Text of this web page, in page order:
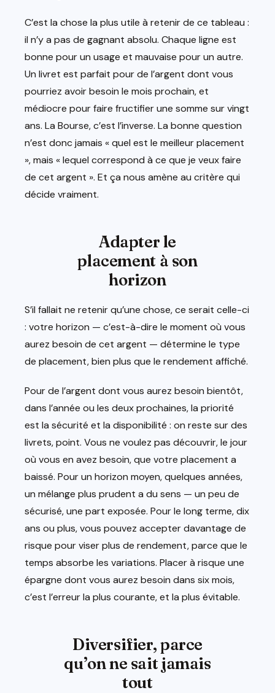
C’est la chose la plus utile à retenir de ce tableau :
il n’y a pas de gagnant absolu. Chaque ligne est
bonne pour un usage et mauvaise pour un autre.
Un livret est parfait pour de l’argent dont vous
pourriez avoir besoin le mois prochain, et
médiocre pour faire fructifier une somme sur vingt
ans. La Bourse, c’est l’inverse. La bonne question
n’est donc jamais « quel est le meilleur placement
», mais « lequel correspond à ce que je veux faire
de cet argent ». Et ça nous amène au critère qui
décide vraiment.
Adapter le
placement à son
horizon
S’il fallait ne retenir qu’une chose, ce serait celle-ci
: votre horizon — c’est-à-dire le moment où vous
aurez besoin de cet argent — détermine le type
de placement, bien plus que le rendement affiché.
Pour de l’argent dont vous aurez besoin bientôt,
dans l’année ou les deux prochaines, la priorité
est la sécurité et la disponibilité : on reste sur des
livrets, point. Vous ne voulez pas découvrir, le jour
où vous en avez besoin, que votre placement a
baissé. Pour un horizon moyen, quelques années,
un mélange plus prudent a du sens — un peu de
sécurisé, une part exposée. Pour le long terme, dix
ans ou plus, vous pouvez accepter davantage de
risque pour viser plus de rendement, parce que le
temps absorbe les variations. Placer à risque une
épargne dont vous aurez besoin dans six mois,
c’est l’erreur la plus courante, et la plus évitable.
Diversifier, parce
qu’on ne sait jamais
tout